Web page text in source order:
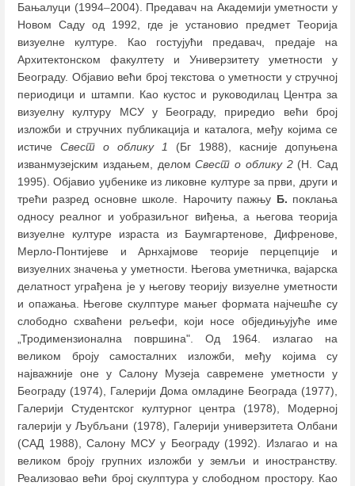
Бањалуци (1994–2004). Предавач на Академији уметности у
Новом Саду од 1992, где је установио предмет Теорија
визуелне културе. Као гостујући предавач, предаје на
Архитектонском факултету и Универзитету уметности у
Београду. Објавио већи број текстова о уметности у стручној
периодици и штампи. Као кустос и руководилац Центра за
визуелну културу МСУ у Београду, приредио већи број
изложби и стручних публикација и каталога, међу којима се
истиче Свест о облику 1 (Бг 1988), касније допуњена
изванмузејским издањем, деломСвест о облику 2(Н. Сад
1995). Објавио уџбенике из ликовне културе за први, други и
трећи разред основне школе. Нарочиту пажњу Б. поклања
односу реалног и уобразиљног виђења, а његова теорија
визуелне културе израста из Баумгартенове, Дифренове,
Мерло-Понтијеве и Арнхајмове теорије перцепције и
визуелних значења у уметности. Његова уметничка, вајарска
делатност уграђена је у његову теорију визуелне уметности
и опажања. Његове скулптуре мањег формата најчешће су
слободно схваћени рељефи, који носе обједињујуће име
„Тродимензионална површина". Од 1964. излагао на
великом броју самосталних изложби, међу којима су
најважније оне у Салону Музеја савремене уметности у
Београду (1974), Галерији Дома омладине Београда (1977),
Галерији Студентског културног центра (1978), Модерној
галерији у Љубљани (1978), Галерији универзитета Олбани
(САД 1988), Салону МСУ у Београду (1992). Излагао и на
великом броју групних изложби у земљи и иностранству.
Реализовао већи број скулптура у слободном простору. Као